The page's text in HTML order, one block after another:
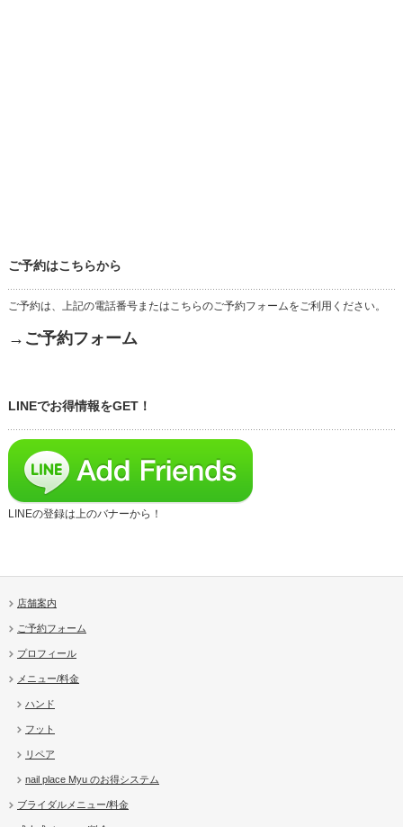
ご予約はこちらから
ご予約は、上記の電話番号またはこちらのご予約フォームをご利用ください。
→ご予約フォーム
LINEでお得情報をGET！
LINEの登録は上のバナーから！
店舗案内
ご予約フォーム
プロフィール
メニュー/料金
ハンド
フット
リペア
nail place Myu のお得システム
ブライダルメニュー/料金